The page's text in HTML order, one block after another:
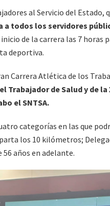
al Servicio del Estado,
a todos los servidores
de la carrera las 7 horas
deportiva.
Carrera Atlética de los
Trabajador de Salud y de
el SNTSA.
categorías en las que
los 10 kilómetros;
56 años en adelante.